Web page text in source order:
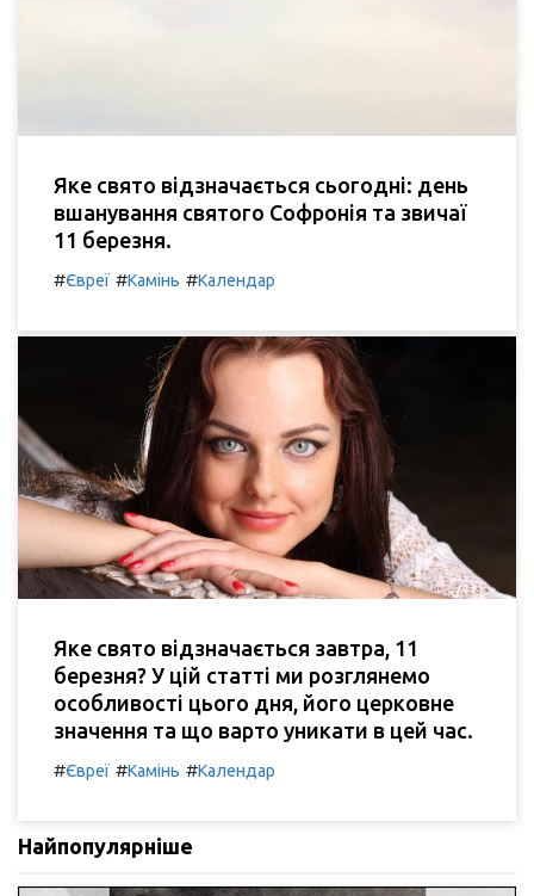
Яке свято відзначається сьогодні: день
вшанування святого Софронія та звичаї
11 березня.
#Євреї #Камінь #Календар
Яке свято відзначається завтра, 11
березня? У цій статті ми розглянемо
особливості цього дня, його церковне
значення та що варто уникати в цей час.
#Євреї #Камінь #Календар
Найпопулярніше